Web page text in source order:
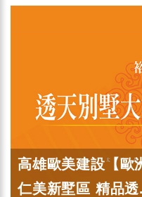
高雄歐美建設【歐
仁美新墅區 精品